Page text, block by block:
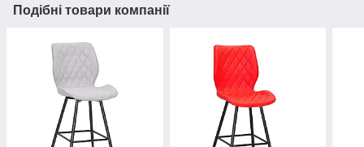
Подібні товари компанії